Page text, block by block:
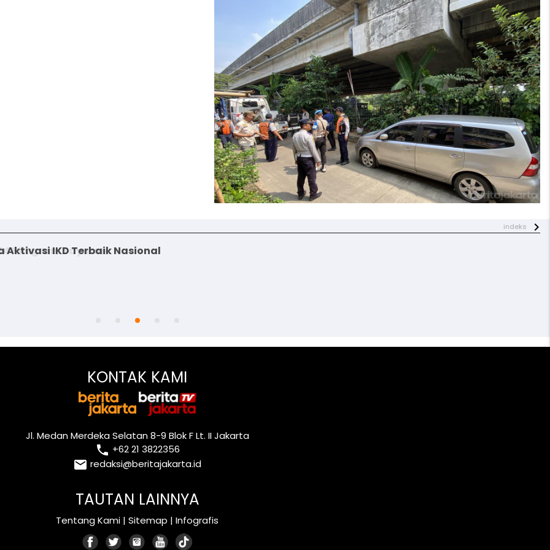
indeks
Aktivasi IKD Terbaik Nasional
KONTAK KAMI
Jl. Medan Merdeka Selatan 8-9 Blok F Lt. II Jakarta
local_phone +62 21 3822356
email redaksi@beritajakarta.id
TAUTAN LAINNYA
Tentang Kami |Sitemap |Infografis